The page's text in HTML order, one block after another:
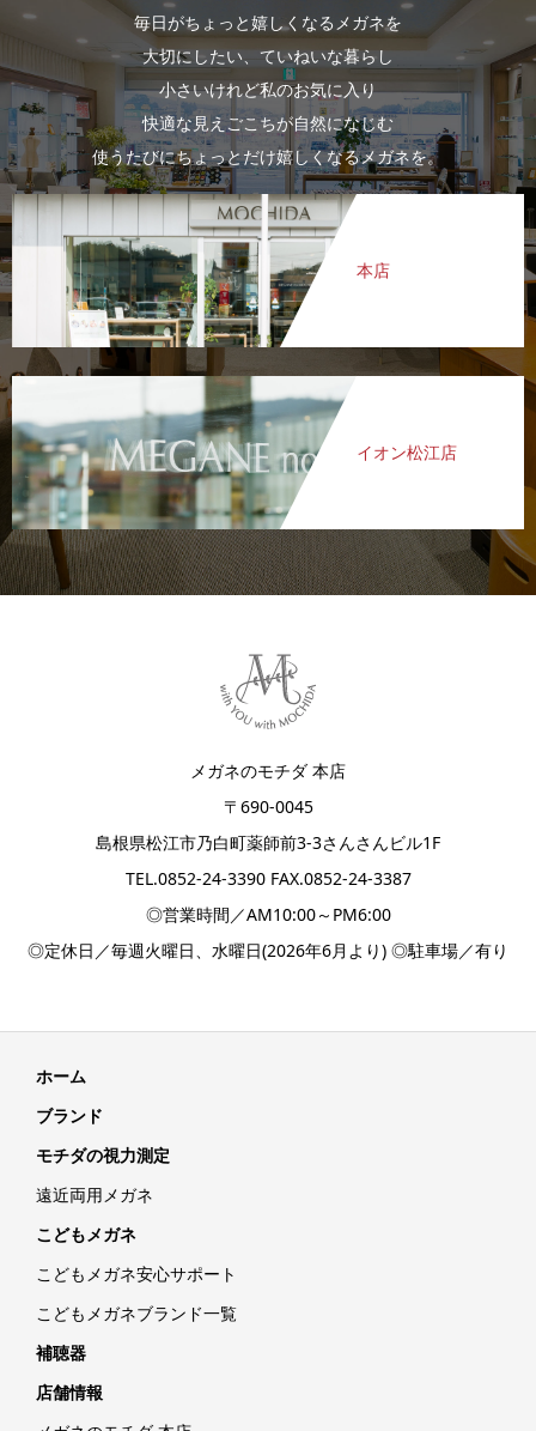
毎日がちょっと嬉しくなるメガネを
大切にしたい、ていねいな暮らし
小さいけれど私のお気に入り
快適な見えごこちが自然になじむ
使うたびにちょっとだけ嬉しくなるメガネを。
本店
イオン松江店
メガネのモチダ 本店
〒690-0045
島根県松江市乃白町薬師前3-3さんさんビル1F
TEL.0852-24-3390FAX.0852-24-3387
◎営業時間／AM10:00～PM6:00
◎定休日／毎週火曜日、水曜日(2026年6月より) ◎駐車場／有り
ホーム
ブランド
モチダの視力測定
遠近両用メガネ
こどもメガネ
こどもメガネ安心サポート
こどもメガネブランド一覧
補聴器
店舗情報